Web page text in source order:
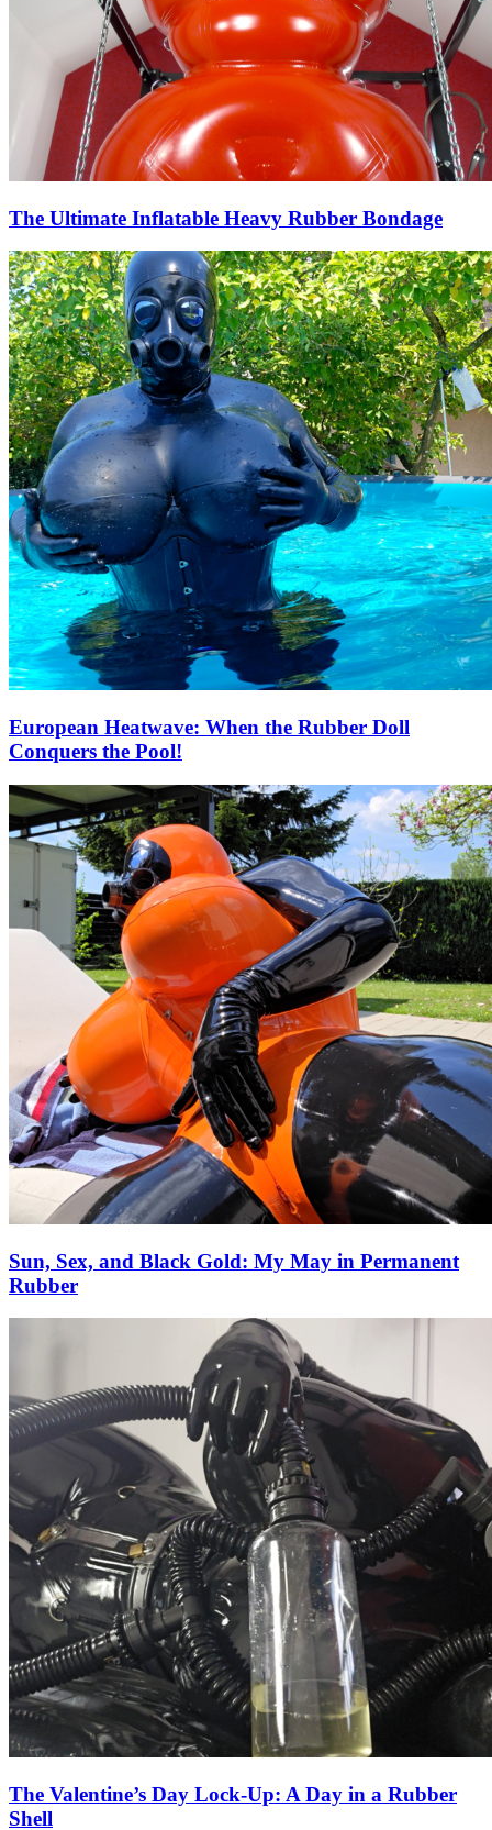
The Ultimate Inflatable Heavy Rubber Bondage
European Heatwave: When the Rubber Doll
Conquers the Pool!
Sun, Sex, and Black Gold: My May in Permanent
Rubber
The Valentine’s Day Lock-Up: A Day in a Rubber
Shell